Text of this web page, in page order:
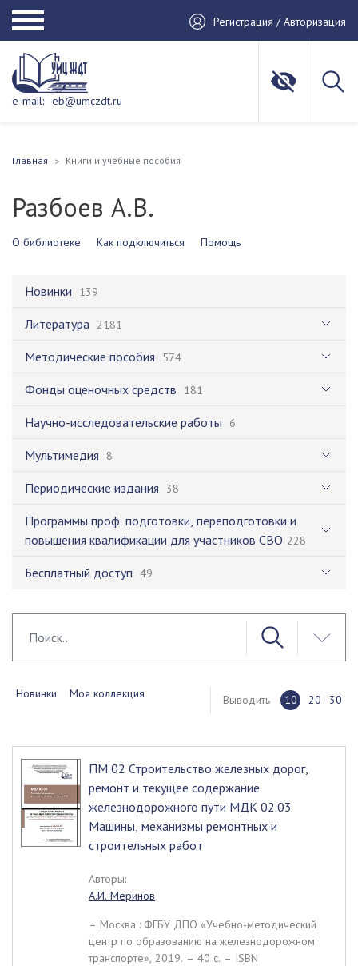
Регистрация / Авторизация
e-mail: eb@umczdt.ru
Главная Книги и учебные пособия
Разбоев А.В.
О библиотеке Как подключиться Помощь
Новинки 139
Литература 2181
Методические пособия 574
Фонды оценочных средств 181
Научно-исследовательские работы 6
Мультимедия 8
Периодические издания 38
Программы проф. подготовки, переподготовки и
повышения квалификации для участников СВО 228
Бесплатный доступ 49
Новинки Моя коллекция Выводить 10 20 30
ПМ 02 Строительство железных дорог,
ремонт и текущее содержание
железнодорожного пути МДК 02.03
Машины, механизмы ремонтных и
строительных работ
Авторы:
А.И. Меринов
– Москва : ФГБУ ДПО «Учебно-методический
центр по образованию на железнодорожном
транспорте», 2019. – 40 c. – ISBN